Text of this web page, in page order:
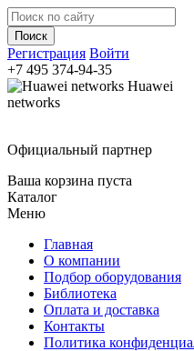
Регистрация Войти
+7 495 374-94-35
Huawei
networks
Официальный партнер
Ваша корзина пуста
Каталог
Меню
Главная
О компании
Подбор оборудования
Библиотека
Оплата и доставка
Контакты
Политика